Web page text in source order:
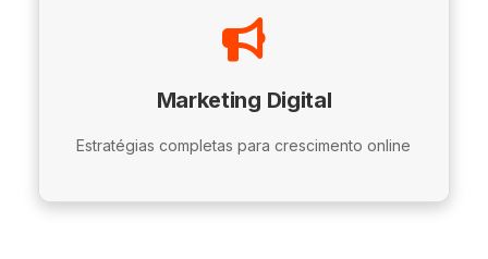
Marketing Digital
Estratégias completas para crescimento online